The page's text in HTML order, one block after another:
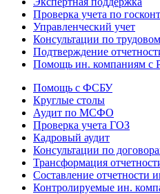
Проверка учета по
Управленческий учет
Консультации по
Подтверждение
Помощь ин. компаниям с
Помощь с ФСБУ
Круглые столы
Аудит по МСФО
Проверка учета ГОЗ
Кадровый аудит
Консультации по
Трансформация
Составление отчетности
Контролируемые ин.